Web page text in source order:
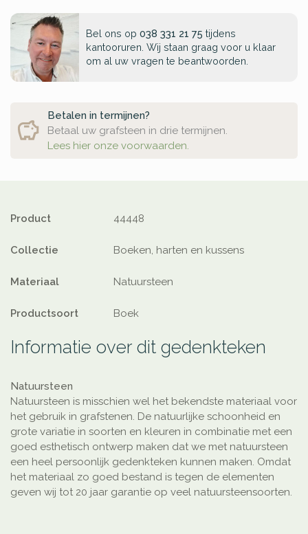
Bel ons op 038 331 21 75 tijdens
kantooruren. Wij staan graag voor u klaar
om al uw vragen te beantwoorden.
Betalen in termijnen?
Betaal uw grafsteen in drie termijnen.
Lees hier onze voorwaarden.
Product 44448
Collectie Boeken, harten en kussens
Materiaal Natuursteen
Productsoort Boek
Informatie over dit gedenkteken
Natuursteen
Natuursteen is misschien wel het bekendste materiaal voor
het gebruik in grafstenen. De natuurlijke schoonheid en
grote variatie in soorten en kleuren in combinatie met een
goed esthetisch ontwerp maken dat we met natuursteen
een heel persoonlijk gedenkteken kunnen maken. Omdat
het materiaal zo goed bestand is tegen de elementen
geven wij tot 20 jaar garantie op veel natuursteensoorten.